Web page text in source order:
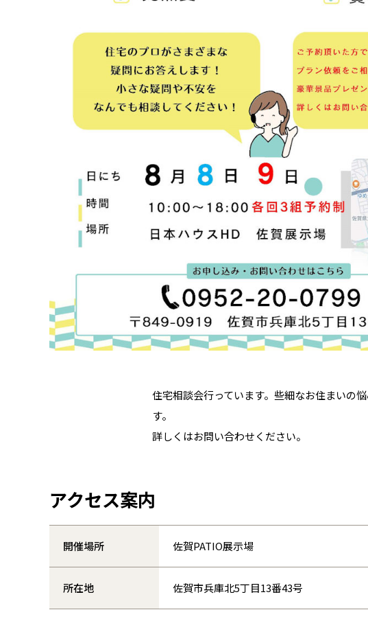
住宅相談会行っています。些細なお住まいの
す。
詳しくはお問い合わせください。
アクセス案内
開催場所 佐賀PATIO展示場
所在地 佐賀市兵庫北5丁目13番43号
北海
道央
道北
道南
道東
青森
秋田
岩手
山形
宮城
福島
甲信
新潟
山梨
長野
富山
石川
関東
東京
神奈
埼玉
千葉
東海
愛知
岐阜
静岡
近畿
大阪
京都
中国
岡山
九州
分譲
北海
道央
道北
道南
道東
青森
秋田
岩手
山形県
宮城
福島
甲信
新潟
山梨
長野
富山
石川
関東
東京
神奈
埼玉
東海
愛知
岐阜
静岡
三重県
近畿
大阪府
京都
奈良
中国
岡山
愛媛
九州
佐賀県